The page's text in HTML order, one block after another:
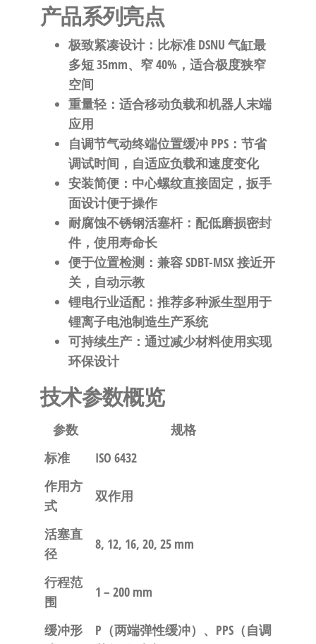
产品系列亮点
极致紧凑设计：比标准 DSNU 气缸最
多短 35mm、窄 40%，适合极度狭窄
空间
重量轻：适合移动负载和机器人末端
应用
自调节气动终端位置缓冲 PPS：节省
调试时间，自适应负载和速度变化
安装简便：中心螺纹直接固定，扳手
面设计便于操作
耐腐蚀不锈钢活塞杆：配低磨损密封
件，使用寿命长
便于位置检测：兼容 SDBT-MSX 接近开
关，自动示教
锂电行业适配：推荐多种派生型用于
锂离子电池制造生产系统
可持续生产：通过减少材料使用实现
环保设计
技术参数概览
参数
规格
标准
ISO 6432
作用方
式
双作用
活塞直
径
8, 12, 16, 20, 25 mm
行程范
围
1 – 200 mm
缓冲形
P（两端弹性缓冲）、PPS（自调